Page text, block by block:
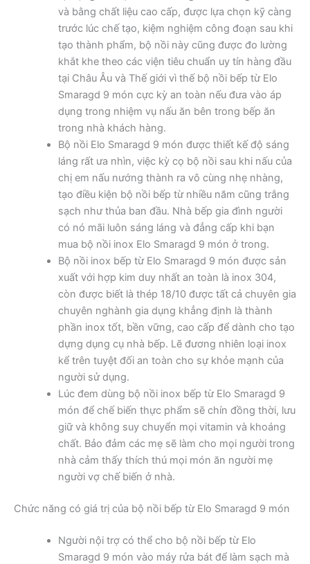
và bằng chất liệu cao cấp, được lựa chọn kỹ càng
trước lúc chế tạo, kiệm nghiệm công đoạn sau khi
tạo thành phẩm, bộ nồi này cũng được đo lường
khắt khe theo các viện tiêu chuẩn uy tín hàng đầu
tại Châu Âu và Thế giới vì thế bộ nồi bếp từ Elo
Smaragd 9 món cực kỳ an toàn nếu đưa vào áp
dụng trong nhiệm vụ nấu ăn bên trong bếp ăn
trong nhà khách hàng.
Bộ nồi Elo Smaragd 9 món được thiết kế độ sáng
láng rất ưa nhìn, việc kỳ cọ bộ nồi sau khi nấu của
chị em nấu nướng thành ra vô cùng nhẹ nhàng,
tạo điều kiện bộ nồi bếp từ nhiều năm cũng trắng
sạch như thủa ban đầu. Nhà bếp gia đình người
có nó mãi luôn sáng láng và đẳng cấp khi bạn
mua bộ nồi inox Elo Smaragd 9 món ở trong.
Bộ nồi inox bếp từ Elo Smaragd 9 món được sản
xuất với hợp kim duy nhất an toàn là inox 304,
còn được biết là thép 18/10 được tất cả chuyên gia
chuyên nghành gia dụng khẳng định là thành
phần inox tốt, bền vững, cao cấp để dành cho tạo
dựng dụng cụ nhà bếp. Lẽ đương nhiên loại inox
kể trên tuyệt đối an toàn cho sự khỏe mạnh của
người sử dụng.
Lúc đem dùng bộ nồi inox bếp từ Elo Smaragd 9
món để chế biến thực phẩm sẽ chín đồng thời, lưu
giữ và không suy chuyển mọi vitamin và khoáng
chất. Bảo đảm các mẹ sẽ làm cho mọi người trong
nhà cảm thấy thích thú mọi món ăn người mẹ
người vợ chế biến ở nhà.
Chức năng có giá trị của bộ nồi bếp từ Elo Smaragd 9 món
Người nội trợ có thể cho bộ nồi bếp từ Elo
Smaragd 9 món vào máy rửa bát để làm sạch mà